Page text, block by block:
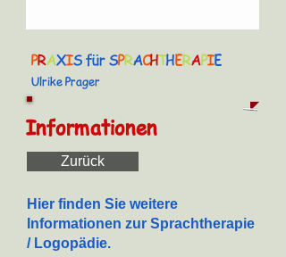
PRAXIS fürSPRACHTHERAPIE
Ulrike Prager
Informationen
Zurück
Hier finden Sie weitere
Informationen zur Sprachtherapie
/ Logopädie.